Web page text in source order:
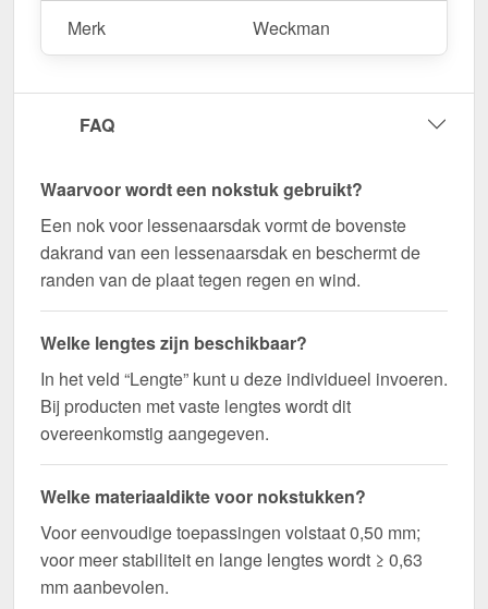
Bestel nu Nok lessenaarsdak | 20 x 25 cm | 85°
bestellen – Op maat gemaakt voor uw project &
nu en profiteer van een snelle levering!
Wegens maatwerk / customisatie van herroepingsrecht uitgezonderd
Merk Weckman
FAQ
Waarvoor wordt een nokstuk gebruikt?
Een nok voor lessenaarsdak vormt de bovenste
dakrand van een lessenaarsdak en beschermt de
randen van de plaat tegen regen en wind.
Welke lengtes zijn beschikbaar?
In het veld “Lengte” kunt u deze individueel invoeren.
Bij producten met vaste lengtes wordt dit
overeenkomstig aangegeven.
Welke materiaaldikte voor nokstukken?
Voor eenvoudige toepassingen volstaat 0,50 mm;
voor meer stabiliteit en lange lengtes wordt ≥ 0,63
mm aanbevolen.